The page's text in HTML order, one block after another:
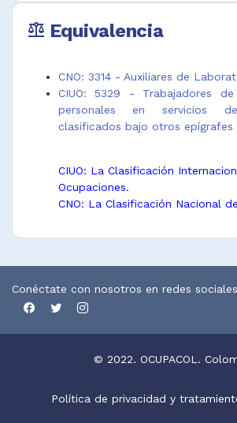
balance Equivalencia
CNO: 3314 - Auxiliares de
CIUO: 5329 - Trabajadores
personales en servicios
clasificados bajo otros epígrafes
CIUO: La Clasificación
Ocupaciones.
CNO: La Clasificación Nacional
Conéctate con nosotros en redes sociales
© 2022. OCUPACOL.
Política de privacidad y